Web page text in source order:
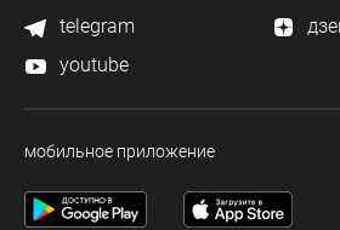
telegram
youtube
мобильное приложение